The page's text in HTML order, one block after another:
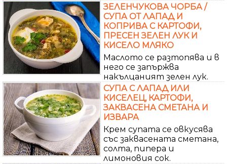
ЗЕЛЕНЧУКОВА ЧОРБА /
СУПА ОТ ЛАПАД И
КОПРИВА С КАРТОФИ,
ПРЕСЕН ЗЕЛЕН ЛУК И
КИСЕЛО МЛЯКО
Маслото се разтопява и в
него се запържва
накълцаният зелен лук.
СУПА С ЛАПАД ИЛИ
КИСЕЛЕЦ, КАРТОФИ,
ЗАКВАСЕНА СМЕТАНА И
ИЗВАРА
Крем супата се овкусява
със заквасената сметана,
солта, пипера и
лимоновия сок.